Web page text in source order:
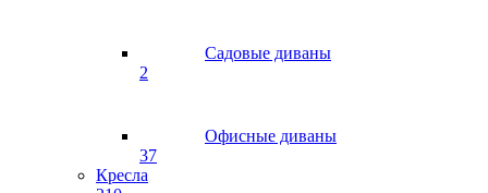
Садовые диваны
2
Офисные диваны
37
Кресла